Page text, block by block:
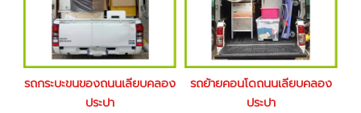
รถกระบะขนของถนนเลียบคลอง
ประปา
รถย้ายคอนโดถนนเลียบคลอง
ประปา